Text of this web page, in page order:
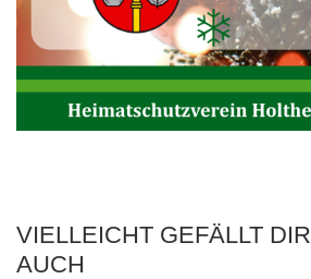
VIELLEICHT GEFÄLLT DIR
AUCH